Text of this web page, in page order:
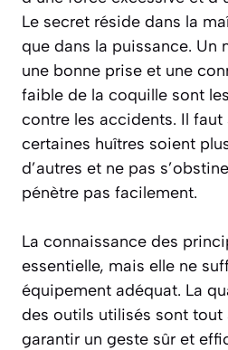
Le secret réside dans la
que dans la puissance. Un
une bonne prise et une
faible de la coquille sont
contre les accidents. Il
certaines huîtres soient
d’autres et ne pas
pénètre pas facilement.
La connaissance des
essentielle, mais elle ne
équipement adéquat. La
des outils utilisés sont tout
garantir un geste sûr et